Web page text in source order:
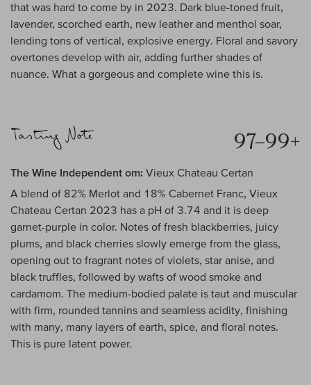
that was hard to come by in 2023. Dark blue-toned fruit,
lavender, scorched earth, new leather and menthol soar,
lending tons of vertical, explosive energy. Floral and savory
overtones develop with air, adding further shades of
nuance. What a gorgeous and complete wine this is.
97–99+
The Wine Independent om: Vieux Chateau Certan
A blend of 82% Merlot and 18% Cabernet Franc, Vieux
Chateau Certan 2023 has a pH of 3.74 and it is deep
garnet-purple in color. Notes of fresh blackberries, juicy
plums, and black cherries slowly emerge from the glass,
opening out to fragrant notes of violets, star anise, and
black truffles, followed by wafts of wood smoke and
cardamom. The medium-bodied palate is taut and muscular
with firm, rounded tannins and seamless acidity, finishing
with many, many layers of earth, spice, and floral notes.
This is pure latent power.